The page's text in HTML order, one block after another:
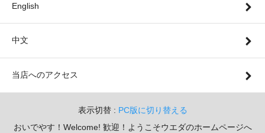
English
中文
当店へのアクセス
表示切替 : PC版に切り替える
おいでやす！Welcome! 歓迎！ようこそウエダのホームページへ